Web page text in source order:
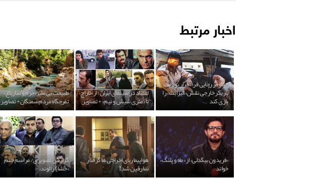
اخبار مرتبط
«نیلوفر رجایی فر»: قرار بود یک
بازیگر خارجی نقش «الیزابت» را
بازی کند
اعتیاد در سینمای ایران؛ از «تاراج»
تا «متری شیش و نیم» + تصاویر
طبیعت بی نظیر«خرم و سارباغ»
تفرجگاه مردم سمنگان+ تصاویر
«فریدون بیگدلی» از «ماه و پلنگ»
خواند
هواپیماربای اخراجی ها گرفتار
سارقین شد!
گزارش تصویری/ مراسم ختم
«خشایار الوند»